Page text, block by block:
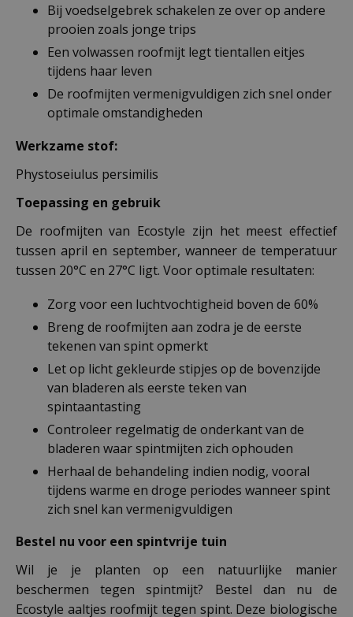
Bij voedselgebrek schakelen ze over op andere
prooien zoals jonge trips
Een volwassen roofmijt legt tientallen eitjes
tijdens haar leven
De roofmijten vermenigvuldigen zich snel onder
optimale omstandigheden
Werkzame stof:
Phystoseiulus persimilis
Toepassing en gebruik
De roofmijten van Ecostyle zijn het meest effectief
tussen april en september, wanneer de temperatuur
tussen 20°C en 27°C ligt. Voor optimale resultaten:
Zorg voor een luchtvochtigheid boven de 60%
Breng de roofmijten aan zodra je de eerste
tekenen van spint opmerkt
Let op licht gekleurde stipjes op de bovenzijde
van bladeren als eerste teken van
spintaantasting
Controleer regelmatig de onderkant van de
bladeren waar spintmijten zich ophouden
Herhaal de behandeling indien nodig, vooral
tijdens warme en droge periodes wanneer spint
zich snel kan vermenigvuldigen
Bestel nu voor een spintvrije tuin
Wil je je planten op een natuurlijke manier
beschermen tegen spintmijt? Bestel dan nu de
Ecostyle aaltjes roofmijt tegen spint. Deze biologische